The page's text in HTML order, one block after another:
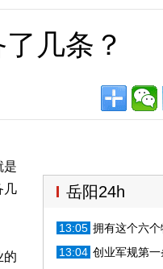
几条？
是
几
的
岳阳24h
13:05 拥有这个六
功了一半
13:04 创业军规第